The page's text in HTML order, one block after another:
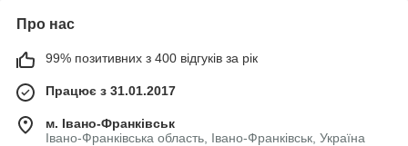
Про нас
99% позитивних з 400 відгуків за рік
Працює з 31.01.2017
м. Івано-Франківськ
Івано-Франківська область, Івано-Франківськ, Україна